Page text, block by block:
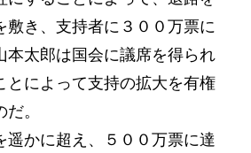
敷き、支持者に３００万票に
本太郎は国会に議席を得られ
とによって支持の拡大を有権
。
遥かに超え、５００万票に達